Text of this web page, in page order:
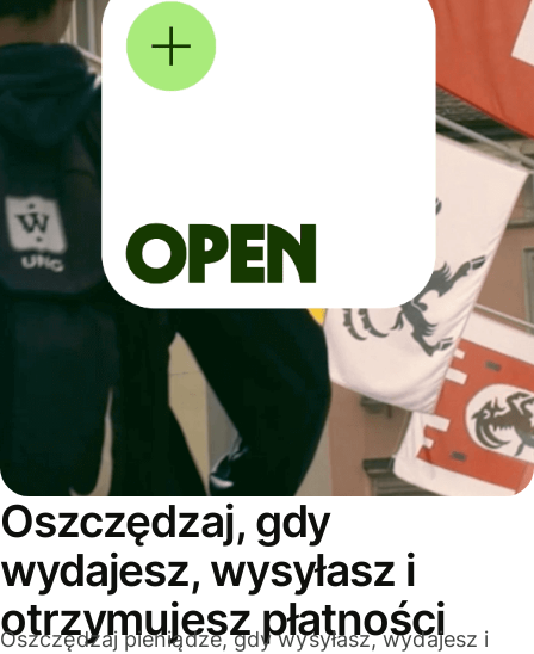
Oszczędzaj, gdy
wydajesz, wysyłasz i
otrzymujesz płatności
Oszczędzaj pieniądze, gdy wysyłasz, wydajesz i